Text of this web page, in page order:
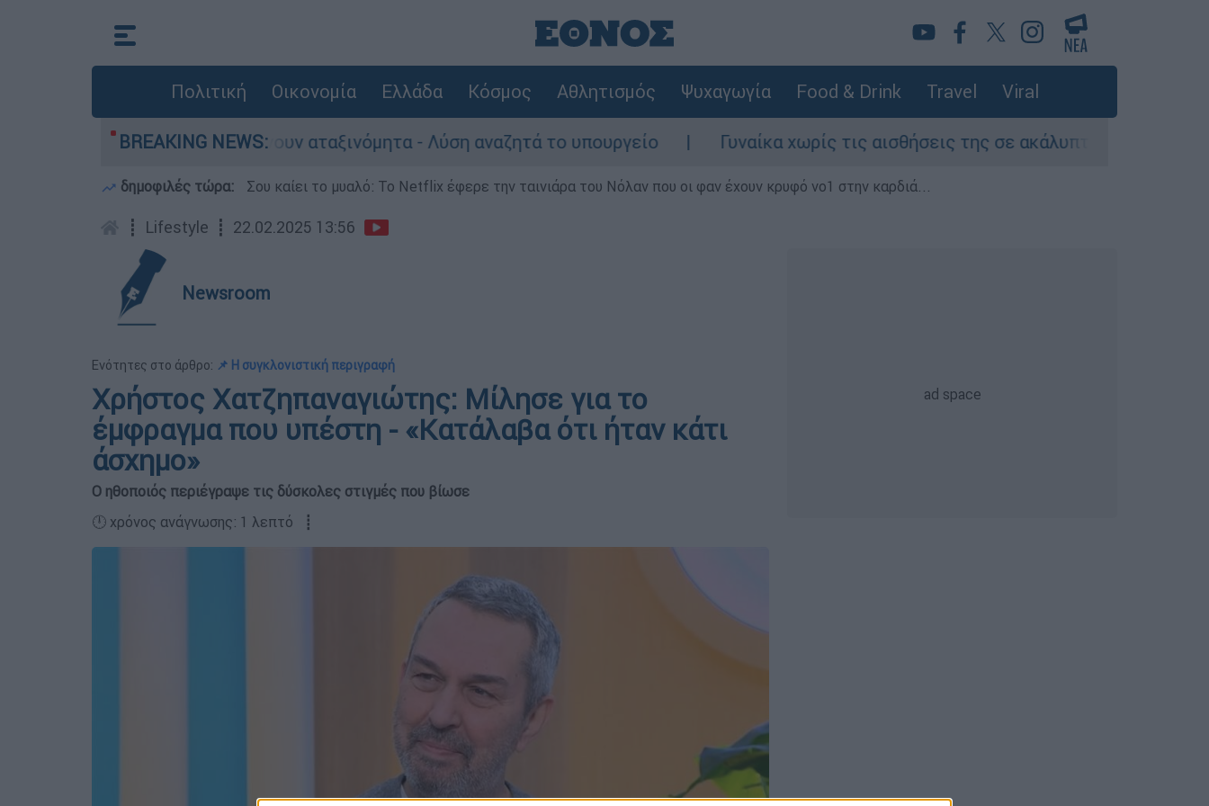
Πολιτική Οικονομία Ελλάδα Κόσμος Αθλητισμός Ψυχαγωγία Food & Drink Travel Viral
BREAKING NEWS:
αυτοκίνητα παραμένουν αταξινόμητα - Λύση αναζητά το υπουργείο Γυναίκα χωρίς τις αισθήσεις της σε ακάλυπτο πολυκατοικίας
δημοφιλές τώρα: Σου καίει το μυαλό: Το Netflix έφερε την ταινιάρα του Νόλαν που οι φαν έχουν κρυφό νο1 στην καρδιά...
┋ Lifestyle ┋ 22.02.2025 13:56
Newsroom
Ενότητες στο άρθρο: 📌 Η συγκλονιστική περιγραφή
Χρήστος Χατζηπαναγιώτης: Μίλησε για το
έμφραγμα που υπέστη - «Κατάλαβα ότι ήταν κάτι
άσχημο»
Ο ηθοποιός περιέγραψε τις δύσκολες στιγμές που βίωσε
🕛 χρόνος ανάγνωσης: 1 λεπτό ┋